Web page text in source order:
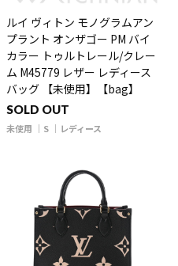
ルイ ヴィトン モノグラムアン
プラント オンザゴー PM バイ
カラー トゥルトレール/クレー
ム M45779 レザー レディース
バッグ 【未使用】【bag】
SOLD OUT
未使用 S レディース